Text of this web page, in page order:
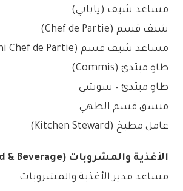
مساعد شيف (ياباني)
شيف قسم (Chef de Partie)
مساعد شيف قسم (Demi Chef de Partie)
طاهٍ مبتدئ (Commis)
طاهٍ مبتدئ – سوشي
منسق قسم الطهي
عامل مطبخ (Kitchen Steward)
الأغذية والمشروبات (Food & Beverage)
مساعد مدير الأغذية والمشروبات